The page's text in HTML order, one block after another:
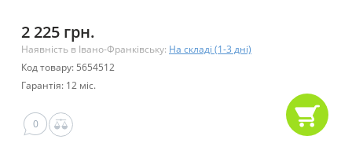
2 225 грн.
Наявність в Івано-Франківську: На складі (1-3 дні)
Код товару: 5654512
Гарантія: 12 міс.
0